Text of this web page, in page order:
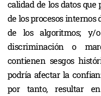
calidad de los datos
de los procesos
de los algoritmos; y/
discriminación o
contienen sesgos
podría afectar la
por tanto, resultar